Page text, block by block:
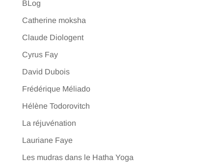
BLog
Catherine moksha
Claude Diologent
Cyrus Fay
David Dubois
Frédérique Méliado
Hélène Todorovitch
La réjuvénation
Lauriane Faye
Les mudras dans le Hatha Yoga